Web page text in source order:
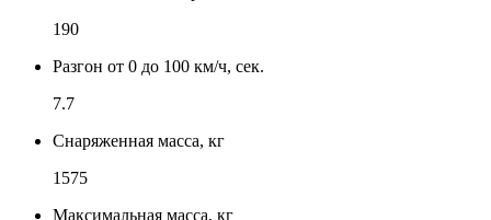
190
Разгон от 0 до 100 км/ч, сек.
7.7
Снаряженная масса, кг
1575
Максимальная масса, кг